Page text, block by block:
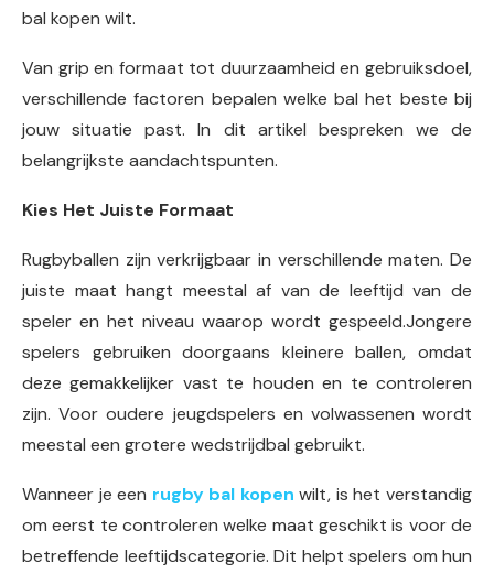
bal kopen wilt.
Van grip en formaat tot duurzaamheid en gebruiksdoel,
verschillende factoren bepalen welke bal het beste bij
jouw situatie past. In dit artikel bespreken we de
belangrijkste aandachtspunten.
Kies Het Juiste Formaat
Rugbyballen zijn verkrijgbaar in verschillende maten. De
juiste maat hangt meestal af van de leeftijd van de
speler en het niveau waarop wordt gespeeld.Jongere
spelers gebruiken doorgaans kleinere ballen, omdat
deze gemakkelijker vast te houden en te controleren
zijn. Voor oudere jeugdspelers en volwassenen wordt
meestal een grotere wedstrijdbal gebruikt.
Wanneer je een rugby bal kopen wilt, is het verstandig
om eerst te controleren welke maat geschikt is voor de
betreffende leeftijdscategorie. Dit helpt spelers om hun